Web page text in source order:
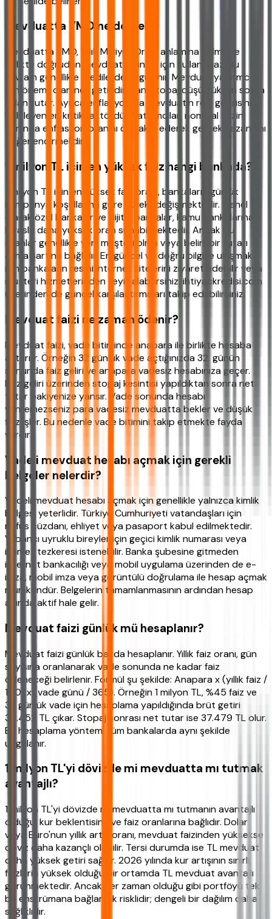
Mevduatta YMO ne demek?
Mevduatta YMO, Yıllık Maliyet Oranı anlamına gelmekle
birlikte doğrudan mevduat ürünleri için kullanılmaz. Bu
kavram genellikle kredilerde uygulanır. Mevduat yatırımcısı
için önemli olan net getiridir; yani stopaj düşüldükten sonra
kalan tutar. Ayrıca enflasyon da mevduatın reel getirisini
belirleyen en kritik faktördür. Yatırımcılar, nominal faizin
yanında enflasyon oranını da takip ederek gerçek kazancını
değerlendirmelidir.
1 milyon TL için en yüksek faiz hangi bankada?
1 milyon TL için en yüksek faiz oranı, bankaların günlük
kampanya koşullarına göre sürekli değişmektedir. Genel
olarak özel bankalar ve dijital bankalar, kamu bankalarına
kıyasla daha yüksek oran sunabilmektedir. Ancak bu
oranlar genellikle yeni müşteri olma veya belirli bir tutarı
aşma şartına bağlıdır. En güncel ve doğru bilgiye ulaşmak
için bankaların resmi internet sitelerini ziyaret edebilir veya
müşteri hizmetlerinden teyit alabilirsiniz. ihtiyackredisi.com
üzerinden de güncel karşılaştırmaları takip edebilirsiniz.
Mevduat faizi ne zaman ödenir?
Mevduat faizi, vade bitiminde anapara ile birlikte hesaba
aktarılır. Örneğin 32 günlük vade açtığınızda 32. günün
sonunda faiz geliri ve anapara vadesiz hesabınıza geçer.
Faiz geliri üzerinden stopaj kesintisi yapıldıktan sonra net
tutar bakiyenize yansır. Vade sonunda hesabı
yenilemezseniz para vadesiz mevduatta bekler ve düşük
faiz işler. Bu nedenle vade bitimini takip etmekte fayda
vardır.
Vadeli mevduat hesabı açmak için gerekli
belgeler nelerdir?
Vadeli mevduat hesabı açmak için genellikle yalnızca kimlik
belgesi yeterlidir. Türkiye Cumhuriyeti vatandaşları için
nüfus cüzdanı, ehliyet veya pasaport kabul edilmektedir.
Yabancı uyruklu bireyler için geçici kimlik numarası veya
ikamet tezkeresi istenebilir. Banka şubesine gitmeden
internet bankacılığı veya mobil uygulama üzerinden de e-
imza, mobil imza veya görüntülü doğrulama ile hesap açmak
mümkündür. Belgelerin tamamlanmasının ardından hesap
anında aktif hale gelir.
Mevduat faizi günlük mü hesaplanır?
Mevduat faizi günlük bazda hesaplanır. Yıllık faiz oranı, gün
sayısına oranlanarak vade sonunda ne kadar faiz
ödeneceği belirlenir. Formül şu şekilde: Anapara x (yıllık faiz /
100) x (vade günü / 365). Örneğin 1 milyon TL, %45 faiz ve
32 günlük vade için hesaplama yapıldığında brüt getiri
39.452 TL çıkar. Stopaj sonrası net tutar ise 37.479 TL olur.
Bu hesaplama yöntemi tüm bankalarda aynı şekilde
uygulanır.
1 milyon TL'yi dövizde mi mevduatta mı tutmak
avantajlı?
1 milyon TL'yi dövizde mi mevduatta mı tutmanın avantajlı
olduğu, kur beklentisine ve faiz oranlarına bağlıdır. Dolar
veya Euro'nun yıllık artış oranı, mevduat faizinden yüksekse
döviz daha kazançlı olabilir. Tersi durumda ise TL mevduat
daha yüksek getiri sağlar. 2026 yılında kur artışının sınırlı,
faizlerin yüksek olduğu bir ortamda TL mevduat avantajlı
görünmektedir. Ancak her zaman olduğu gibi portföyü tek
bir enstrümana bağlamak risklidir; dengeli bir dağılım daha
sağlıklıdır.